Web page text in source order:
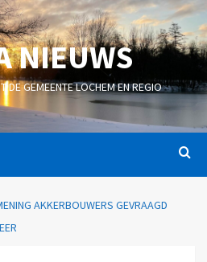
NIEUWS
DE GEMEENTE LOCHEM EN REGIO
AKKERBOUWERS GEVRAAGD